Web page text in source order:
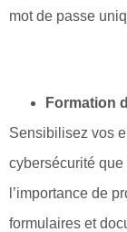
mot de passe
Formation
Sensibilisez vos
cybersécurité
l’importance de
formulaires et